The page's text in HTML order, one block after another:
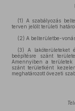
(1) A szabályozás
terven jelölt területi
(2) A belterületbe-
(3) A lakóterületeket
beépítésre szánt
Amennyiben a területek
szánt területként
meghatározott övezeti